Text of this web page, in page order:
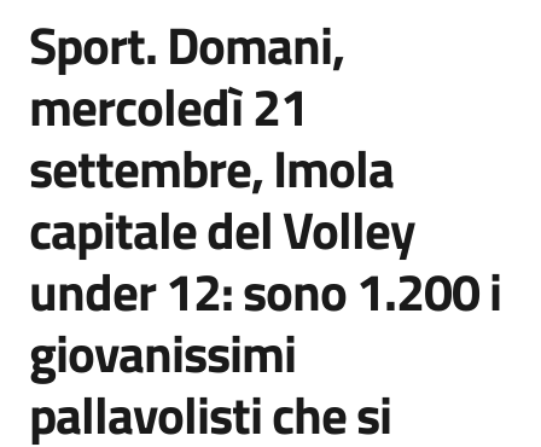
Agenzia
di
informazione
e
comunicazione
Seguici
su
Salta al contenuto
Sport. Domani,
mercoledì 21
settembre, Imola
capitale del Volley
under 12: sono 1.200 i
giovanissimi
pallavolisti che si